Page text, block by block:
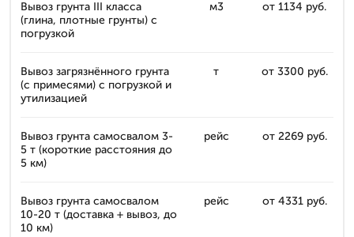
Вывоз грунта III класса
(глина, плотные грунты) с
погрузкой
м3 от 1134 руб.
Вывоз загрязнённого грунта
(с примесями) с погрузкой и
утилизацией
т от 3300 руб.
Вывоз грунта самосвалом 3-
5 т (короткие расстояния до
5 км)
рейс от 2269 руб.
Вывоз грунта самосвалом
10-20 т (доставка + вывоз, до
10 км)
рейс от 4331 руб.